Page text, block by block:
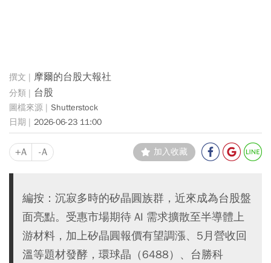
摩爾的台股大報社
台股
Shutterstock
2026-06-23 11:00
+A -A 加入收藏
編按：沉寂多時的矽晶圓族群，近來成為台股盤
面亮點。受惠市場期待 AI 需求擴散至半導體上
游材料，加上矽晶圓報價有望調漲、5月營收回
溫等題材發酵，環球晶（6488）、台勝科